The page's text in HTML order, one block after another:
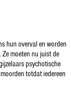
hun overval en worden
moeten nu juist de
psychotische
totdat iedereen